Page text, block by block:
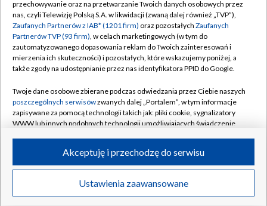
Abonament TVP
Emisja w TVP
Centrum informacji TVP
Naziemna Telewizja Cyfrowa
Rada Programowa
System NOS
Informacje o nadawcy
Program dla prasy
Ogłoszenie przetargowe
Regulamin TVP
Polityka prywatności
Moje zgody
Pomoc
Kontakt
Kanały
©2026 Telewizja Polska S.A. w likwidacji
przechowywanie oraz na przetwarzanie Twoich danych osobowych przez
nas, czyli Telewizję Polską S.A. w likwidacji (zwaną dalej również „TVP”),
Zaufanych Partnerów z IAB* (1201 firm) oraz pozostałych Zaufanych
Partnerów TVP (93 firm), w celach marketingowych (w tym do
zautomatyzowanego dopasowania reklam do Twoich zainteresowań i
mierzenia ich skuteczności) i pozostałych, które wskazujemy poniżej, a
także zgody na udostępnianie przez nas identyfikatora PPID do Google.
Twoje dane osobowe zbierane podczas odwiedzania przez Ciebie naszych
poszczególnych serwisówzwanych dalej „Portalem”, w tym informacje
zapisywane za pomocą technologii takich jak: pliki cookie, sygnalizatory
WWW lub innych podobnych technologii umożliwiających świadczenie
ruchu w Internecie.
Twoje dane osobowe zbierane podczas odwiedzania przez Ciebie
poszczególnych serwisówna Portalu, takie jak adresy IP, identyfikatory
Ustawienia zaawansowane
Akceptuję i przechodzę do serwisu